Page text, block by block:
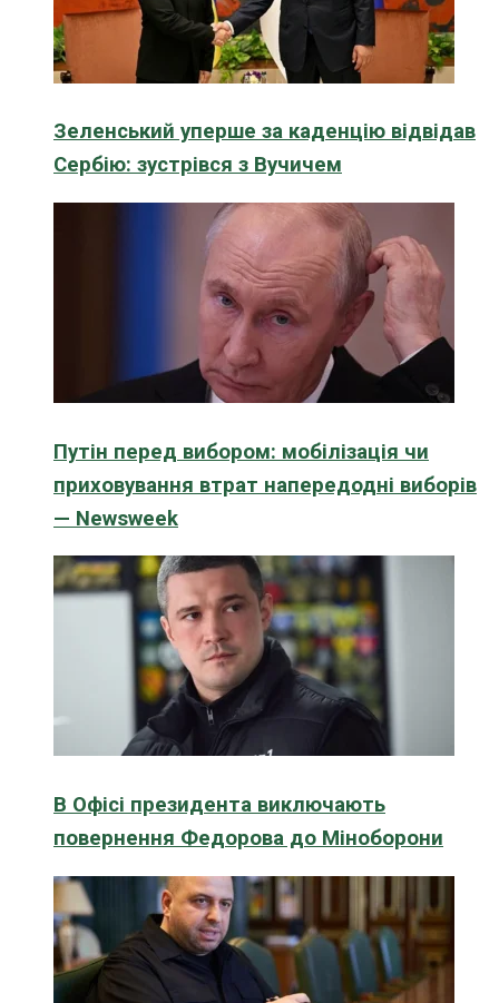
Зеленський уперше за каденцію відвідав
Сербію: зустрівся з Вучичем
Путін перед вибором: мобілізація чи
приховування втрат напередодні виборів
— Newsweek
В Офісі президента виключають
повернення Федорова до Міноборони